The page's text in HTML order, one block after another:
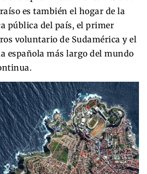
es también el hogar de la
pública del país, el primer
voluntario de Sudamérica y el
española más largo del mundo